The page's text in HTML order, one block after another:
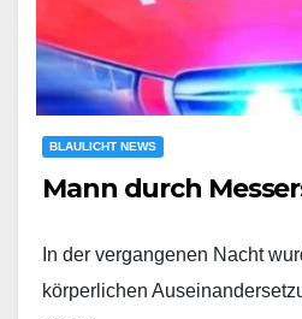
BLAULICHT NEWS
Mann durch
In der vergangenen Nacht
körperlichen